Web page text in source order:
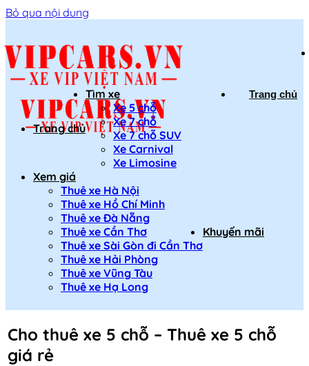
Bỏ qua nội dung
Trang chủ
Trang chủ
Tìm xe
Xe 5 chỗ
Xe 7 chỗ
Xe 7 chỗ SUV
Xe Carnival
Xe Limosine
Xem giá
Thuê xe Hà Nội
Thuê xe Hồ Chí Minh
Thuê xe Đà Nẵng
Thuê xe Cần Thơ
Thuê xe Sài Gòn đi Cần Thơ
Thuê xe Hải Phòng
Thuê xe Vũng Tàu
Thuê xe Hạ Long
Khuyến mãi
Cho thuê xe 5 chỗ – Thuê xe 5 chỗ
giá rẻ